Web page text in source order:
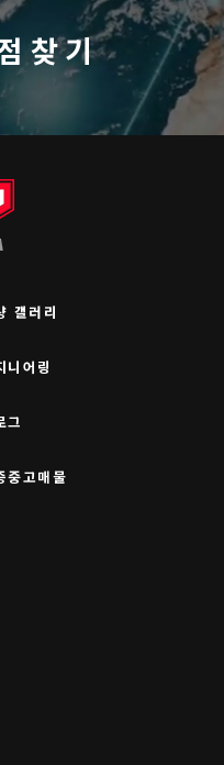
찾기
갤러리
니어링
그
중고매물